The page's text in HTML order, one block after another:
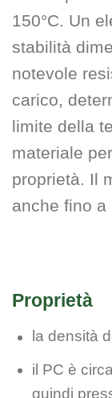
150°C. Un
stabilità
notevole
carico,
limite della
materiale
proprietà. Il
anche fino a
Proprietà
la densità
il PC è
quindi